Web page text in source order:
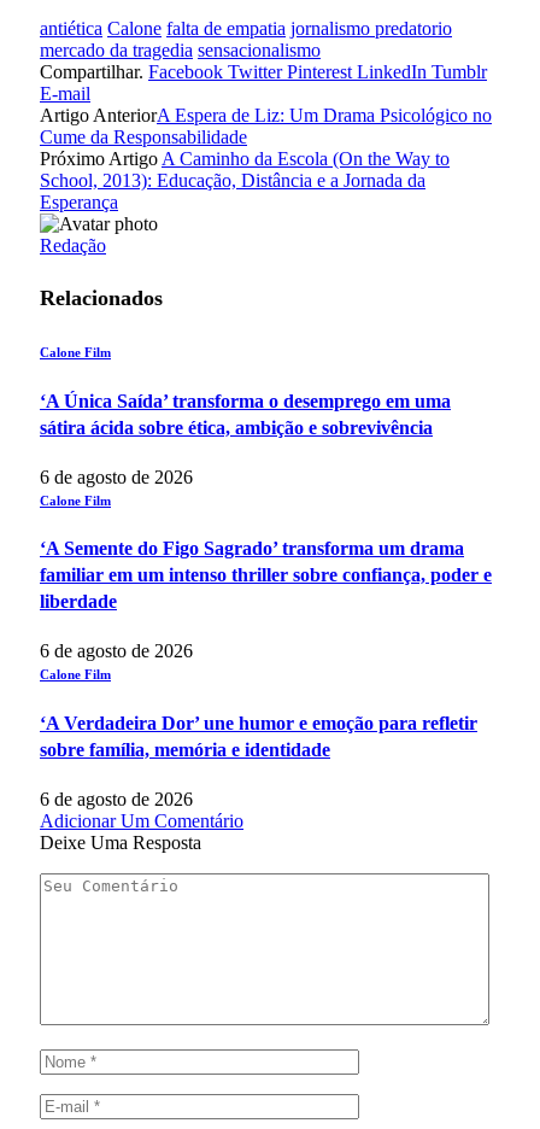
antiética Calone falta de empatia jornalismo predatorio
mercado da tragedia sensacionalismo
Compartilhar. Facebook Twitter Pinterest LinkedIn Tumblr
E-mail
Artigo AnteriorA Espera de Liz: Um Drama Psicológico no
Cume da Responsabilidade
Próximo Artigo A Caminho da Escola (On the Way to
School, 2013): Educação, Distância e a Jornada da
Esperança
Redação
Relacionados
Calone Film
‘A Única Saída’ transforma o desemprego em uma
sátira ácida sobre ética, ambição e sobrevivência
6 de agosto de 2026
Calone Film
‘A Semente do Figo Sagrado’ transforma um drama
familiar em um intenso thriller sobre confiança, poder e
liberdade
6 de agosto de 2026
Calone Film
‘A Verdadeira Dor’ une humor e emoção para refletir
sobre família, memória e identidade
6 de agosto de 2026
Adicionar Um Comentário
Deixe Uma Resposta